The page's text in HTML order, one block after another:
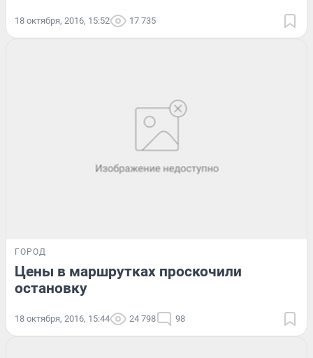
18 октября, 2016, 15:52 17 735
ГОРОД
Цены в маршрутках проскочили
остановку
18 октября, 2016, 15:44 24 798 98